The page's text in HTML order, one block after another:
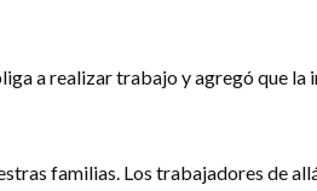
a realizar trabajo y agregó que
familias. Los trabajadores de